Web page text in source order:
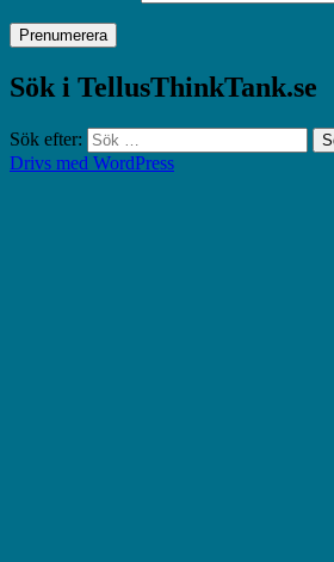
Sök i TellusThinkTank.se
Sök efter:
Drivs med WordPress